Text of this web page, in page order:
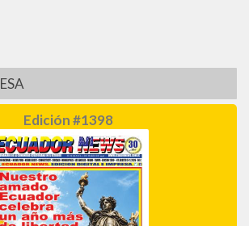
Edición #1398